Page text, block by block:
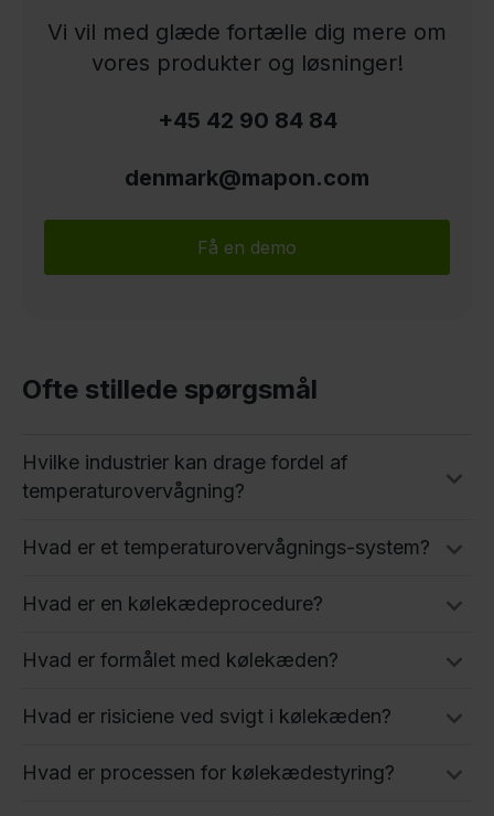
Vi vil med glæde fortælle dig mere om
vores produkter og løsninger!
+45 42 90 84 84
denmark@mapon.com
Få en demo
Ofte stillede spørgsmål
Hvilke industrier kan drage fordel af
temperaturovervågning?
Hvad er et temperaturovervågnings-system?
Hvad er en kølekædeprocedure?
Hvad er formålet med kølekæden?
Hvad er risiciene ved svigt i kølekæden?
Hvad er processen for kølekædestyring?